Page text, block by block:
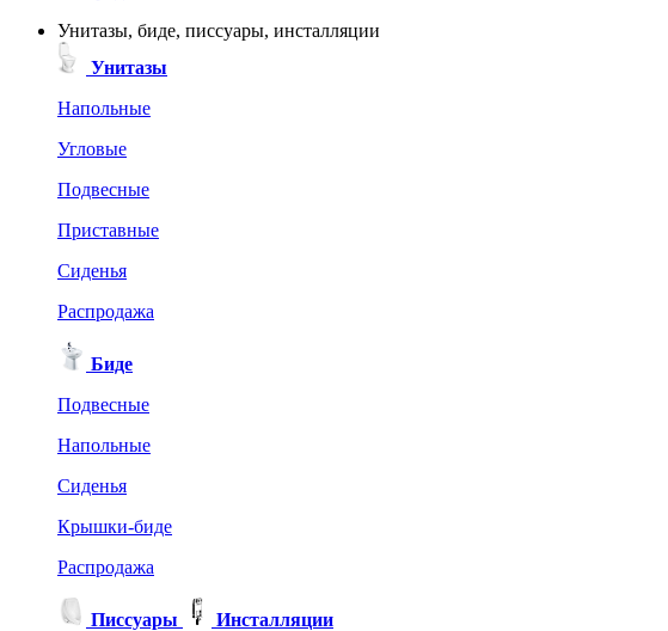
Унитазы, биде, писсуары, инсталляции
Унитазы
Напольные
Угловые
Подвесные
Приставные
Сиденья
Распродажа
Биде
Подвесные
Напольные
Сиденья
Крышки-биде
Распродажа
Писсуары
Инсталляции